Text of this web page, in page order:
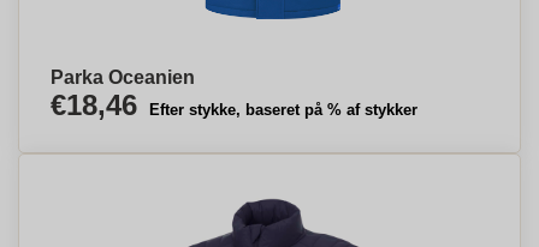
Parka Oceanien
€18,46 Efter stykke, baseret på % af stykker